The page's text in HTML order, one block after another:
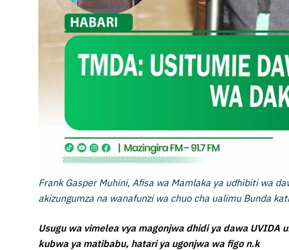
Frank Gasper Muhini, Afisa wa Mamlaka ya udhibiti wa
akizungumza na wanafunzi wa chuo cha ualimu Bunda
Usugu wa vimelea vya magonjwa dhidi ya dawa UVIDA
kubwa ya matibabu, hatari ya ugonjwa wa figo n.k